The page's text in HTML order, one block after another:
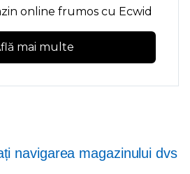
online frumos cu Ecwid
mai multe
navigarea magazinului dvs